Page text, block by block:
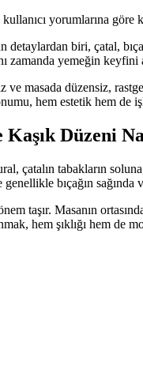
yorumlarına göre
biri, çatal,
zamanda yemeğin keyfini
ve masada düzensiz,
hem estetik hem de
Düzeni
çatalın tabakların
bıçağın
taşır. Masanın
hem şıklığı hem de
Peçeteleri